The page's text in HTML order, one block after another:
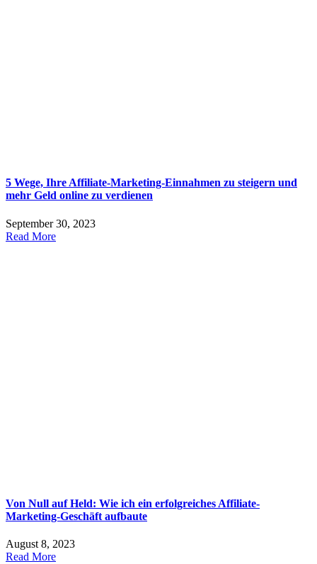
5 Wege, Ihre Affiliate-Marketing-Einnahmen zu steigern und
mehr Geld online zu verdienen
September 30, 2023
Read More
Von Null auf Held: Wie ich ein erfolgreiches Affiliate-
Marketing-Geschäft aufbaute
August 8, 2023
Read More